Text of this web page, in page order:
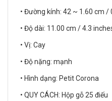
• Đường kính: 42 ~ 1.60 cm /
• Độ dài: 11.00 cm / 4.3
• Vị: Cay
• Độ nặng: mạnh
• Hình dạng: Petit Corona
• QUY CÁCH: Hộp gỗ 25 điếu